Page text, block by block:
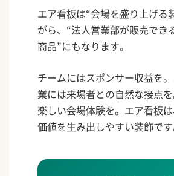
エア看板は“会場を盛り上げる
がら、“法人営業部が販売でき
商品”にもなります。
チームにはスポンサー収益を
業には来場者との自然な接点
楽しい会場体験を。エア看板
価値を生み出しやすい装飾です